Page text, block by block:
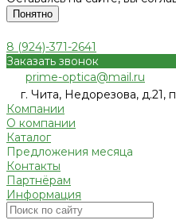
Понятно
8 (924)-371-2641
Заказать звонок
prime-optica@mail.ru
г. Чита, Недорезова, д.21,
Компании
О компании
Каталог
Предложения месяца
Контакты
Партнёрам
Информация